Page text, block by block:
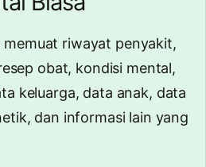
memuat riwayat penyakit,
obat, kondisi mental,
keluarga, data anak, data
dan informasi lain yang